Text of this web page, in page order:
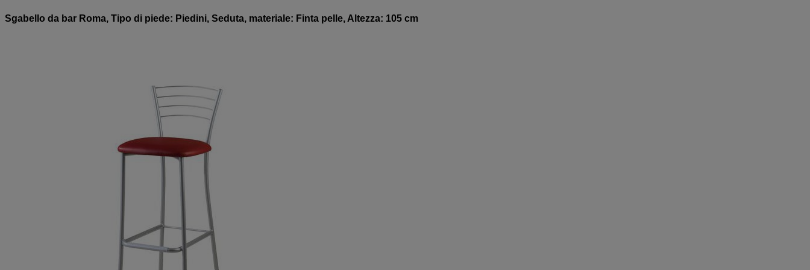
Sgabello da bar Roma, Tipo di piede: Piedini, Seduta, materiale: Finta pelle, Altezza: 105 cm